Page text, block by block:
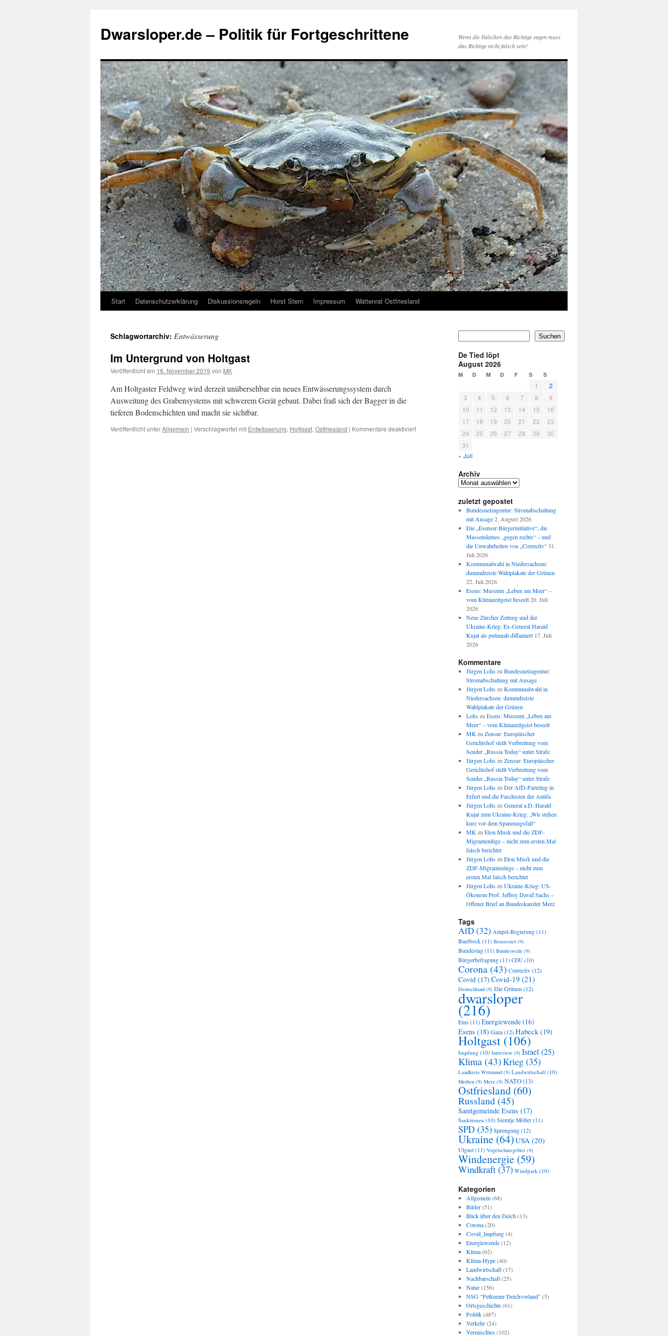
springen
Dwarsloper.de – Politik für Fortgeschrittene
Wenn die Falschen das Richtige sagen muss
das Richtige nicht falsch sein!
Start Datenschutzerklärung Diskussionsregeln Horst Stern Impressum Wattenrat Ostfriesland
Schlagwortarchiv: Entwässerung
Im Untergrund von Holtgast
Veröffentlicht am 16. November 2019 von MK
Am Holtgaster Feldweg wird derzeit unübersehbar ein neues Entwässerungssystem durch
Ausweitung des Grabensystems mit schwerem Gerät gebaut. Dabei fraß sich der Bagger in die
tieferen Bodenschichten und macht sie sichtbar.
Veröffentlicht unterAllgemein | Verschlagwortet mit Entwässerung, Holtgast, Ostfriesland | Kommentare deaktiviertfür
Suchen
De Tied löpt
August 2026
M D M D F S S
1
2
3
4 5 6 7 8
9
10
11 12 13 14 15
16
17
18 19 20 21 22
23
24
25 26 27 28 29
30
31
« Juli
Archiv
Archiv
zuletzt gepostet
Bundesnetzagentur: Stromabschaltung
mit Ansage 2. August 2026
Die „Esenser Bürgerinitiative“, die
Massendemos „gegen rechts“ – und
die Unwahrheiten von „Correctiv“ 31.
Juli 2026
Kommunalwahl in Niedersachsen:
dummdreiste Wahlplakate der Grünen
22. Juli 2026
Esens: Museum „Leben am Meer“ –
vom Klimazeitgeist beseelt 20. Juli
2026
Neue Zürcher Zeitung und der
Ukraine-Krieg: Ex-General Harald
Kujat als putinnah diffamiert 17. Juli
2026
Kommentare
Jürgen Lohszu Bundesnetzagentur:
Stromabschaltung mit Ansage
Jürgen Lohszu Kommunalwahl in
Niedersachsen: dummdreiste
Wahlplakate der Grünen
Lohszu Esens: Museum „Leben am
Meer“ – vom Klimazeitgeist beseelt
MK zu Zensur: Europäischer
Gerichtshof stellt Verbreitung vom
Sender „Russia Today“ unter Strafe
Jürgen Lohszu Zensur: Europäischer
Gerichtshof stellt Verbreitung vom
Sender „Russia Today“ unter Strafe
Jürgen Lohszu Der AfD-Parteitag in
Erfurt und die Faschisten der Antifa
Jürgen Lohszu General a.D. Harald
Kujat zum Ukraine-Krieg: „Wir stehen
kurz vor dem Spannungsfall“
MK zu Elon Musk und die ZDF-
Migrantenlüge – nicht zum ersten Mal
falsch berichtet
Jürgen Lohszu Elon Musk und die
ZDF-Migrantenlüge – nicht zum
ersten Mal falsch berichtet
Jürgen Lohszu Ukraine-Krieg: US-
Ökonom Prof. Jeffrey David Sachs –
Offener Brief an Bundeskanzler Merz
Tags
AfD(32) Ampel-Regierung (11)
Baerbock (11) Bensersiel (9)
Bundestag (11) Bundeswehr (9)
Bürgerbefragung (11) CDU (10)
Corona (43) Correctiv(12)
Covid (17) Covid-19 (21)
Deutschland (9) Die Grünen(12)
dwarsloper
(216)
Ems (11) Energiewende(16)
Esens (18)Gaza(12)Habeck(19)
Holtgast (106)
Impfung (10) Interview (9) Israel (25)
Klima (43)Krieg (35)
Landkreis Wittmund (9) Landwirtschaft (10)
Medien (9) Merz (9) NATO(13)
Ostfriesland (60)
Russland (45)
Samtgemeinde Esens (17)
Sanktionen (10) Siemtje Möller (11)
SPD (35)Sprengung(12)
Ukraine (64)USA (20)
Utgast (11) Vogelschutzgebiet (9)
Windenergie (59)
Windkraft (37) Windpark (10)
Kategorien
Allgemein (68)
Bilder(51)
Blick über den Deich(13)
Corona(20)
Covid_Impfung(4)
Energiewende(12)
Klima(62)
Klima-Hype(40)
Landwirtschaft(17)
Nachbarschaft(25)
Natur(156)
NSG "Petkumer Deichvorland" (5)
Ortsgeschichte(61)
Politik(487)
Verkehr(24)
Vermischtes(102)